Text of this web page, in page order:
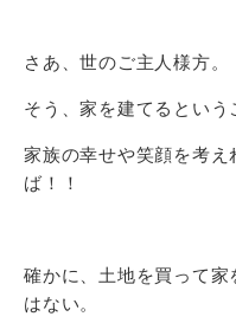
さあ、世のご主人様方。
そう、家を建てるという
家族の幸せや笑顔を考
ば！！
確かに、土地を買って
はない。